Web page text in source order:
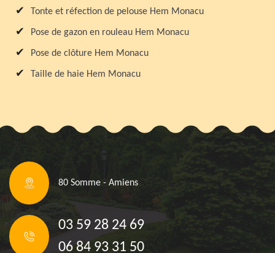
Tonte et réfection de pelouse Hem Monacu
Pose de gazon en rouleau Hem Monacu
Pose de clôture Hem Monacu
Taille de haie Hem Monacu
80 Somme - Amiens
03 59 28 24 69
06 84 93 31 50